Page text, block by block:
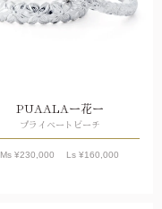
PUAALAー花ー
プライベートビーチ
Ms ¥230,000 Ls ¥160,000